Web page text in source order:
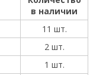
в наличии
11 шт.
2 шт.
1 шт.